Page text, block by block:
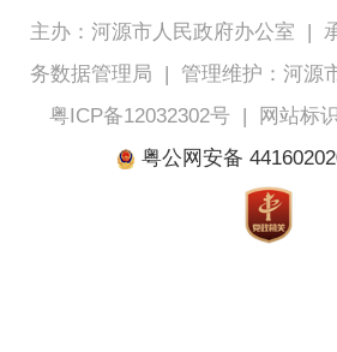
主办：河源市人民政府办公室 |
务数据管理局 | 管理维护：河源
粤ICP备12032302号|
网站标
粤公网安备